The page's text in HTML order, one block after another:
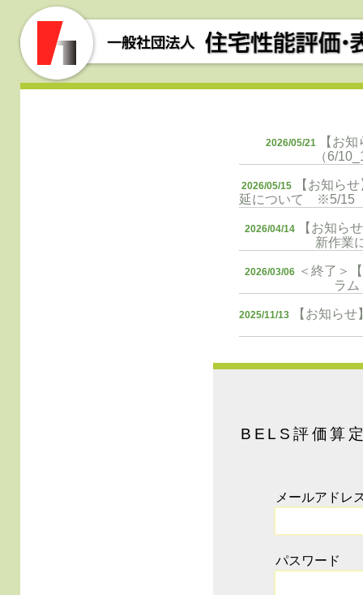
一般社
団法人
住宅性能評
協会
2026/05/21
【お
（6/
2026/05/15
【お知ら
延について ※5/15
2026/04/14
【お知ら
新作業
2026/03/06 ＜終了＞
ラ
2025/11/13 【お知ら
BELS評価算
メールアドレ
パスワード